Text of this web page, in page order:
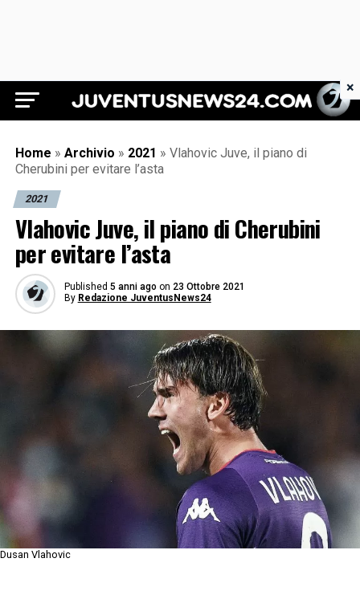
Juventus News 24
Home » Archivio » 2021 » Vlahovic Juve, il piano di
Cherubini per evitare l’asta
2021
Vlahovic Juve, il piano di Cherubini
per evitare l’asta
Published 5 anni ago on 23 Ottobre 2021
By Redazione JuventusNews24
Dusan Vlahovic
×